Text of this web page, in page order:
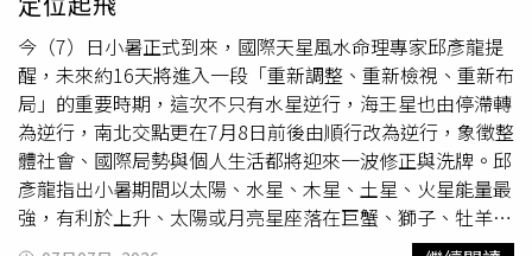
依法究辦，絕不寬貸。同時也呼籲駕駛人應遵守交通規則，
不任意違規停車，共同維護道路安全與社會秩序，避免因一
時方便或情緒失控，造成雙方都必須承擔法律責任。
今（7）日小暑正式到來，國際天星風水命理專家邱彥龍提
醒，未來約16天將進入一段「重新調整、重新檢視、重新布
局」的重要時期，這次不只有水星逆行，海王星也由停滯轉
為逆行，南北交點更在7月8日前後由順行改為逆行，象徵整
體社會、國際局勢與個人生活都將迎來一波修正與洗牌。邱
彥龍指出小暑期間以太陽、水星、木星、土星、火星能量最
強，有利於上升、太陽或月亮星座落在巨蟹、獅子、牡羊、
雙子、處女等5星座的人，貴人會來自團隊、人脈、科技領